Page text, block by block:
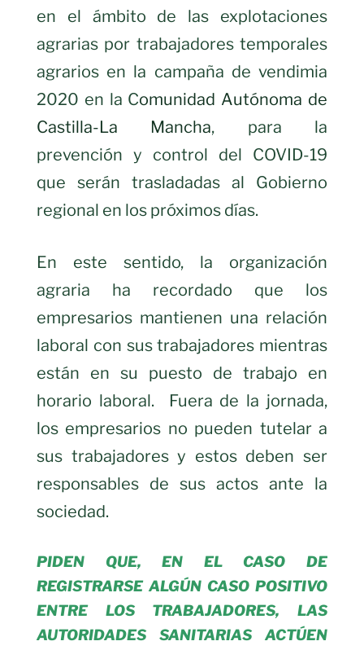
en el ámbito de las explotaciones
agrarias por trabajadores temporales
agrarios en la campaña de vendimia
2020 en la Comunidad Autónoma de
Castilla-La Mancha, para la
prevención y control del COVID-19
que serán trasladadas al Gobierno
regional en los próximos días.
En este sentido, la organización
agraria ha recordado que los
empresarios mantienen una relación
laboral con sus trabajadores mientras
están en su puesto de trabajo en
horario laboral. Fuera de la jornada,
los empresarios no pueden tutelar a
sus trabajadores y estos deben ser
responsables de sus actos ante la
sociedad.
PIDEN QUE, EN EL CASO DE
REGISTRARSE ALGÚN CASO POSITIVO
ENTRE LOS TRABAJADORES, LAS
AUTORIDADES SANITARIAS ACTÚEN